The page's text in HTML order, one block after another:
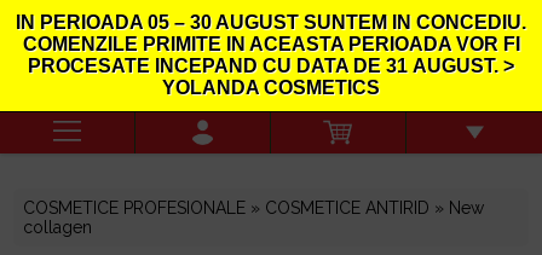
IN PERIOADA05 – 30 AUGUSTSUNTEM IN CONCEDIU.
COMENZILE PRIMITE IN ACEASTA PERIOADA VOR FI
PROCESATE INCEPAND CU DATA DE 31 AUGUST. >
YOLANDA COSMETICS
COSMETICE PROFESIONALE » COSMETICE ANTIRID » New
collagen